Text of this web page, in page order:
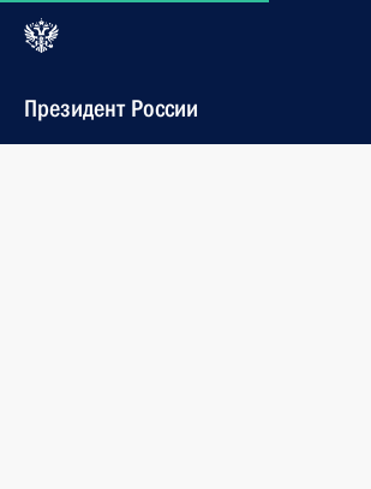
Президент России